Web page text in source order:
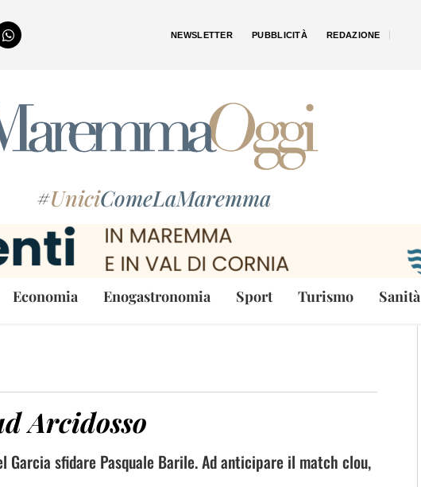
NEWSLETTER PUBBLICITÀ REDAZIONE
#UniciComeLaMaremma
Economia Enogastronomia Sport Turismo Sanità
Arcidosso
sfidare Pasquale Barile. Ad anticipare il match clou,